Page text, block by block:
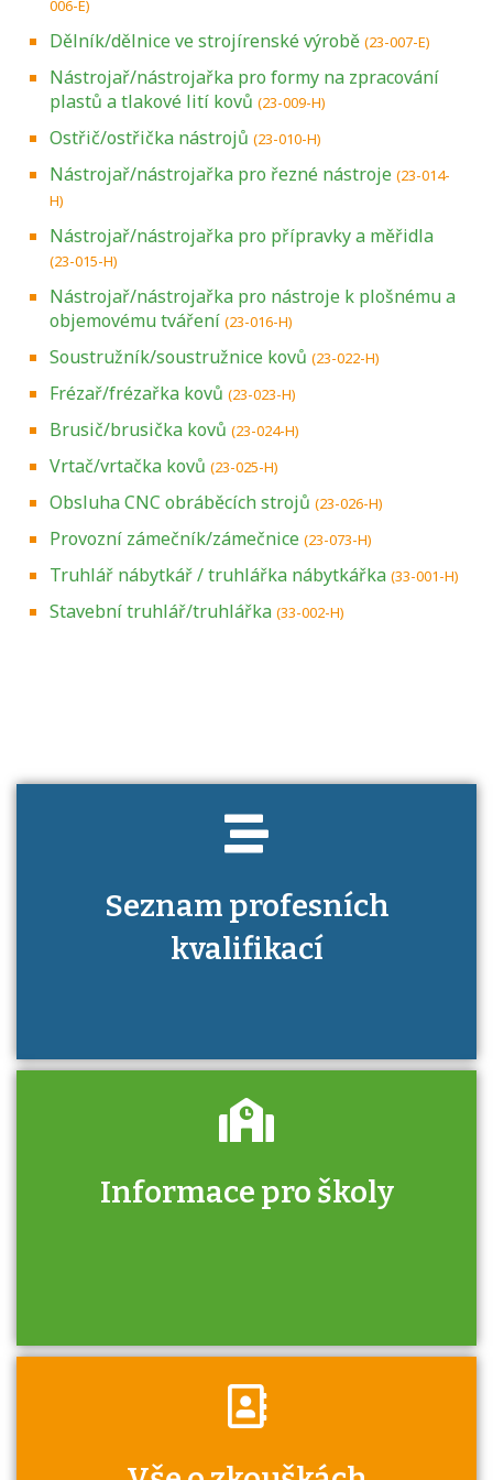
006-E)
Dělník/dělnice ve strojírenské výrobě (23-007-E)
Nástrojař/nástrojařka pro formy na zpracování
plastů a tlakové lití kovů (23-009-H)
Ostřič/ostřička nástrojů (23-010-H)
Nástrojař/nástrojařka pro řezné nástroje (23-014-
H)
Nástrojař/nástrojařka pro přípravky a měřidla
(23-015-H)
Nástrojař/nástrojařka pro nástroje k plošnému a
objemovému tváření (23-016-H)
Soustružník/soustružnice kovů (23-022-H)
Frézař/frézařka kovů (23-023-H)
Brusič/brusička kovů (23-024-H)
Vrtač/vrtačka kovů (23-025-H)
Obsluha CNC obráběcích strojů (23-026-H)
Provozní zámečník/zámečnice (23-073-H)
Truhlář nábytkář / truhlářka nábytkářka (33-001-H)
Stavební truhlář/truhlářka (33-002-H)
Seznam profesních
kvalifikací
Projděte si seznam profesních kvalifikací.
Informace pro školy
Zjistěte, jak se přihlásit ke zkoušce a kde